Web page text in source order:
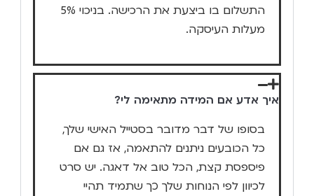
התשלום בו ביצעת את הרכישה. בניכוי 5%
מעלות העיסקה.
איך אדע אם המידה מתאימה לי?
בסופו של דבר מדובר בסטייל האישי שלך,
כל הכובעים ניתנים להתאמה, אז גם אם
פיספסת קצת, הכל טוב אל דאגה. יש סרט
לכיוון לפי הנוחות שלך כך שתמיד תהיי